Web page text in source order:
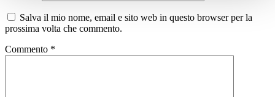
Salva il mio nome, email e sito web in questo browser per la
prossima volta che commento.
Commento *